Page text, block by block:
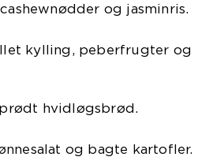
og jasminris.
kylling, peberfrugter og
hvidløgsbrød.
og bagte kartofler.